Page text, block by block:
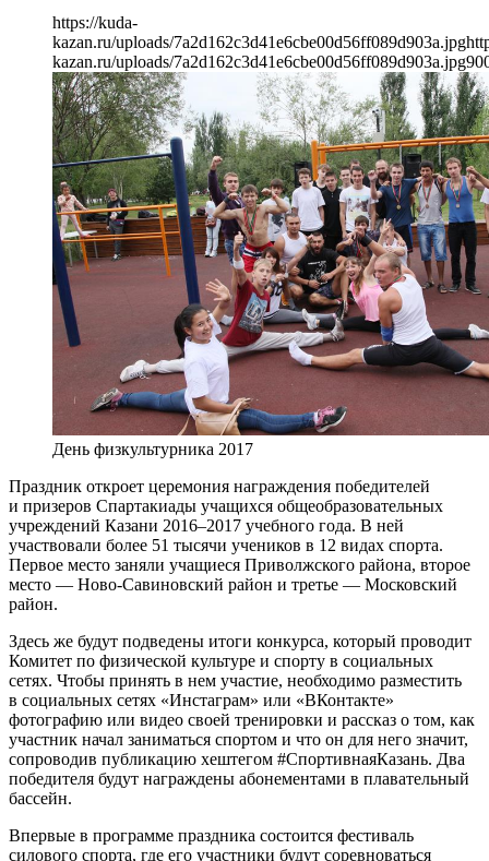
https://kuda-
kazan.ru/uploads/7a2d162c3d41e6cbe00d56ff089d903a.jpg
kazan.ru/uploads/7a2d162c3d41e6cbe00d56ff089d903a.jpg
День физкультурника 2017
Праздник откроет церемония награждения победителей
и призеров Спартакиады учащихся общеобразовательных
учреждений Казани 2016–2017 учебного года. В ней
участвовали более 51 тысячи учеников в 12 видах спорта.
Первое место заняли учащиеся Приволжского района, второе
место — Ново-Савиновский район и третье — Московский
район.
Здесь же будут подведены итоги конкурса, который проводит
Комитет по физической культуре и спорту в социальных
сетях. Чтобы принять в нем участие, необходимо разместить
в социальных сетях «Инстаграм» или «ВКонтакте»
фотографию или видео своей тренировки и рассказ о том, как
участник начал заниматься спортом и что он для него значит,
сопроводив публикацию хештегом #СпортивнаяКазань. Два
победителя будут награждены абонементами в плавательный
бассейн.
Впервые в программе праздника состоится фестиваль
силового спорта, где его участники будут соревноваться